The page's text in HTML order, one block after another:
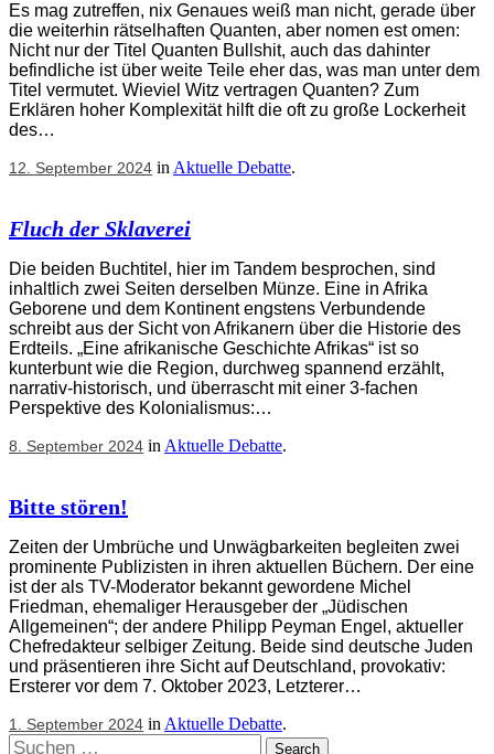
Es mag zutreffen, nix Genaues weiß man nicht, gerade über
die weiterhin rätselhaften Quanten, aber nomen est omen:
Nicht nur der Titel Quanten Bullshit, auch das dahinter
befindliche ist über weite Teile eher das, was man unter dem
Titel vermutet. Wieviel Witz vertragen Quanten? Zum
Erklären hoher Komplexität hilft die oft zu große Lockerheit
des…
12. September 2024 in Aktuelle Debatte.
Fluch der Sklaverei
Die beiden Buchtitel, hier im Tandem besprochen, sind
inhaltlich zwei Seiten derselben Münze. Eine in Afrika
Geborene und dem Kontinent engstens Verbundende
schreibt aus der Sicht von Afrikanern über die Historie des
Erdteils. „Eine afrikanische Geschichte Afrikas“ ist so
kunterbunt wie die Region, durchweg spannend erzählt,
narrativ-historisch, und überrascht mit einer 3-fachen
Perspektive des Kolonialismus:…
8. September 2024 in Aktuelle Debatte.
Bitte stören!
Zeiten der Umbrüche und Unwägbarkeiten begleiten zwei
prominente Publizisten in ihren aktuellen Büchern. Der eine
ist der als TV-Moderator bekannt gewordene Michel
Friedman, ehemaliger Herausgeber der „Jüdischen
Allgemeinen“; der andere Philipp Peyman Engel, aktueller
Chefredakteur selbiger Zeitung. Beide sind deutsche Juden
und präsentieren ihre Sicht auf Deutschland, provokativ:
Ersterer vor dem 7. Oktober 2023, Letzterer…
1. September 2024 inAktuelle Debatte.
Suchen